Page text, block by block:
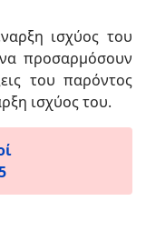
ισχύος του
προσαρμόσουν
του παρόντος
ισχύος του.